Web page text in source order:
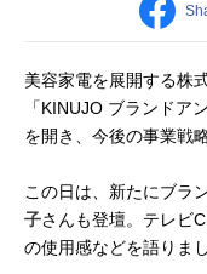
美容家電を展開する株
「KINUJO ブランドア
を開き、今後の事業戦
この日は、新たにブラ
子さんも登壇。テレビ
の使用感などを語りまし